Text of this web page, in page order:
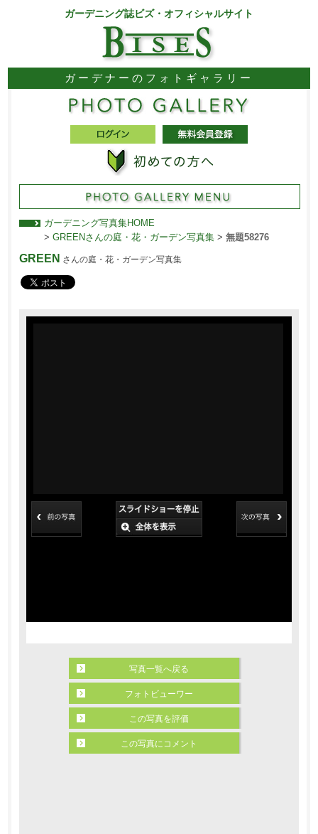
ガーデニング誌ビズ・オフィシャルサイト
ガーデナーのフォトギャラリー
ガーデニング写真集HOME
> GREENさんの庭・花・ガーデン写真集> 無題58276
GREEN さんの庭・花・ガーデン写真集
写真一覧へ戻る
フォトビューワー
この写真を評価
この写真にコメント